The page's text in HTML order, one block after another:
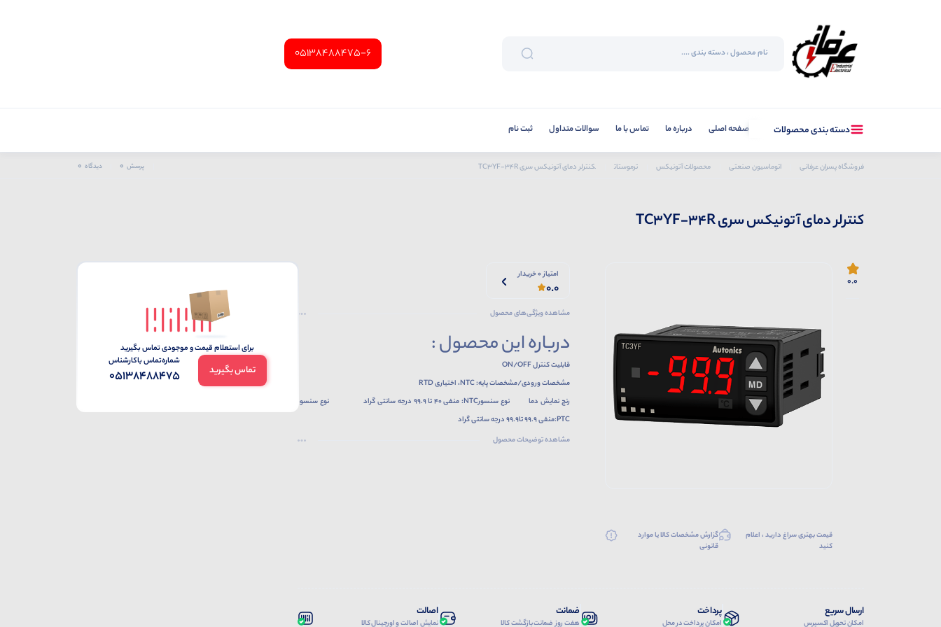
05138488475-6
دسته بندی محصولات صفحه اصلی درباره ما تماس با ما سوالات متداول ثبت نام
فروشگاه پسران عرفانی اتوماسیون صنعتی محصولات آتونیکس ترموستات کنترلر دمای آتونیکس سری TC3YF-34R پرسش 0 دیدگاه 0
کنترلر دمای آتونیکس سری TC3YF-34R
0.0
قیمت بهتری سراغ دارید ، اعلام
کنید
گزارش مشخصات کالا یا موارد
قانونی
امتیاز 0 خریدار
0.0
مشاهده ویژگی‌های محصول
درباره این محصول :
قابلیت کنترل ON/OFF
مشخصات ورودی/مشخصات پایه: NTC، اختیاری RTD
رنج نمایش دما نوع سنسورNTC: منفی 40 تا 99.9 درجه سانتی گراد نوع سنسور
PTC:منفی 99.9 تا99.9 درجه سانتی گراد
ساپورت فانکشن های تاخیری مختلف به منظور فانکشن انتخاب دستی و اتوماتیک انجماد و ذوب،
مشاهده توضیحات محصول
ارسال سریع
امکان تحویل اکسپرس
پرداخت
امکان پرداخت در محل
ضمانت
هفت روز ضمانت بازگشت کالا
اصالت
نمایش اصالت و اورجینال کالا
برای استعلام قیمت و موجودی تماس بگیرید
تماس بگیرید
شماره‌تماس‌ با‌کارشناس
05138488475